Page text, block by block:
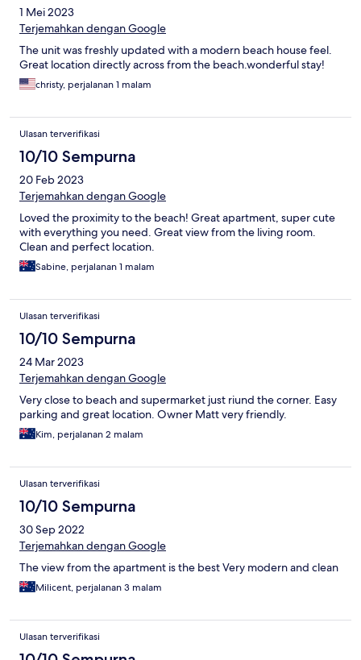
1 Mei 2023
Terjemahkan dengan Google
The unit was freshly updated with a modern beach house feel.
Great location directly across from the beach.wonderful stay!
christy, perjalanan 1 malam
Ulasan terverifikasi
10/10 Sempurna
20 Feb 2023
Terjemahkan dengan Google
Loved the proximity to the beach! Great apartment, super cute
with everything you need. Great view from the living room.
Clean and perfect location.
Sabine, perjalanan 1 malam
Ulasan terverifikasi
10/10 Sempurna
24 Mar 2023
Terjemahkan dengan Google
Very close to beach and supermarket just riund the corner. Easy
parking and great location. Owner Matt very friendly.
Kim, perjalanan 2 malam
Ulasan terverifikasi
10/10 Sempurna
30 Sep 2022
Terjemahkan dengan Google
The view from the apartment is the best Very modern and clean
Milicent, perjalanan 3 malam
Ulasan terverifikasi